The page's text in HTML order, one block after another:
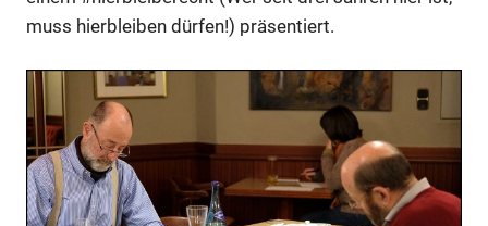
muss hierbleiben dürfen!) präsentiert.